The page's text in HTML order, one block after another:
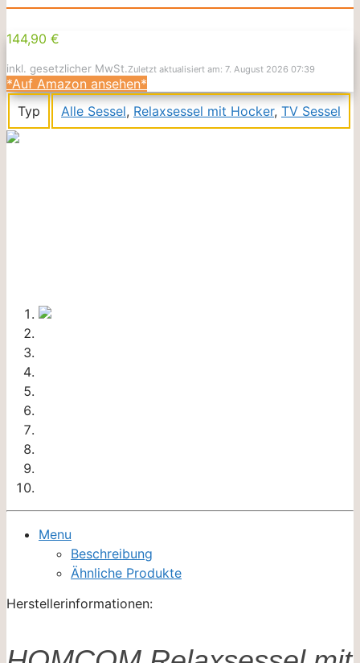
144,90 €
inkl. gesetzlicher MwSt.Zuletzt aktualisiert am: 7. August 2026 07:39
*Auf Amazon ansehen*
Typ
Alle Sessel, Relaxsessel mit Hocker, TV Sessel
Menu
Beschreibung
Ähnliche Produkte
Herstellerinformationen: